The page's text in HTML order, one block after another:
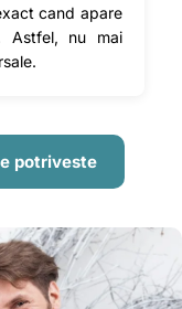
cand apare
Astfel, nu mai
potriveste